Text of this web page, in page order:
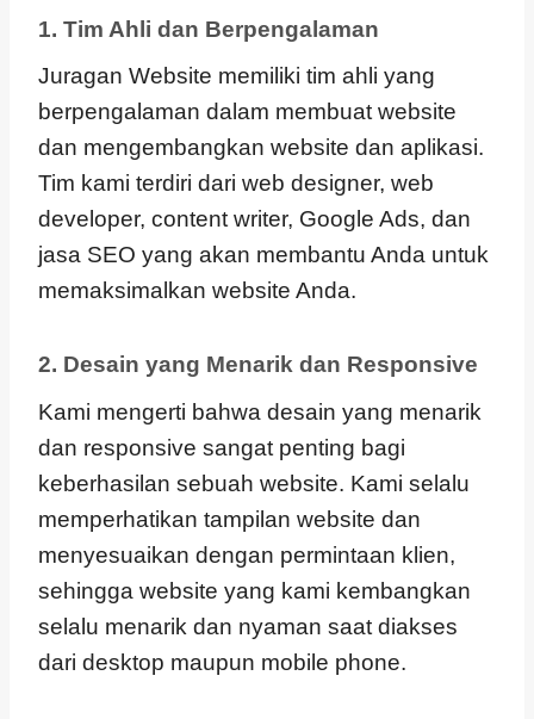
1. Tim Ahli dan Berpengalaman
Juragan Website memiliki tim ahli yang
berpengalaman dalam membuat website
dan mengembangkan website dan aplikasi.
Tim kami terdiri dari web designer, web
developer, content writer, Google Ads, dan
jasa SEO yang akan membantu Anda untuk
memaksimalkan website Anda.
2. Desain yang Menarik dan Responsive
Kami mengerti bahwa desain yang menarik
dan responsive sangat penting bagi
keberhasilan sebuah website. Kami selalu
memperhatikan tampilan website dan
menyesuaikan dengan permintaan klien,
sehingga website yang kami kembangkan
selalu menarik dan nyaman saat diakses
dari desktop maupun mobile phone.